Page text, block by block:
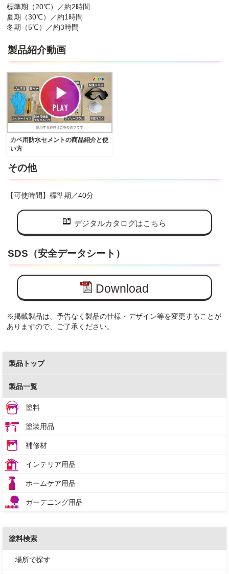
標準期（20℃）／約2時間
夏期（30℃）／約1時間
冬期（5℃）／約3時間
製品紹介動画
カベ用防水セメントの商品紹介と使
い方
その他
【可使時間】標準期／40分
デジタルカタログはこちら
SDS（安全データシート）
Download
※掲載製品は、予告なく製品の仕様・デザイン等を変更することが
ありますので、ご了承ください。
製品トップ
製品一覧
塗料
塗装用品
補修材
インテリア用品
ホームケア用品
ガーデニング用品
塗料検索
場所で探す